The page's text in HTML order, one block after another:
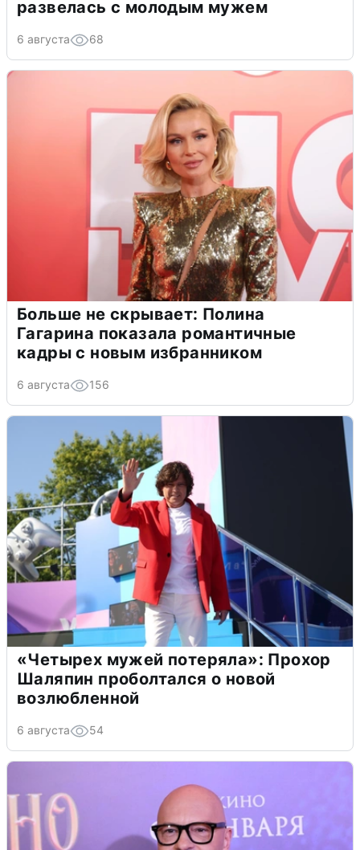
развелась с молодым мужем
6 августа 68
Больше не скрывает: Полина
Гагарина показала романтичные
кадры с новым избранником
6 августа 156
«Четырех мужей потеряла»: Прохор
Шаляпин проболтался о новой
возлюбленной
6 августа 54